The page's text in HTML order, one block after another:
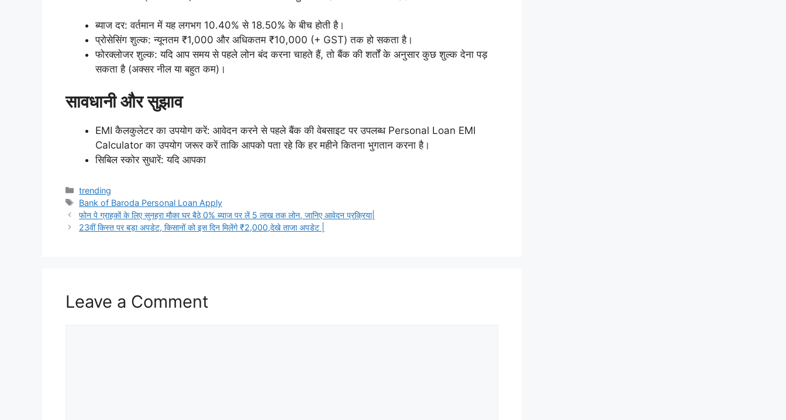
ब्याज दर: वर्तमान में यह लगभग 10.40% से 18.50% के बीच होती है।
प्रोसेसिंग शुल्क: न्यूनतम ₹1,000 और अधिकतम ₹10,000 (+ GST) तक हो सकता है।
फोरक्लोजर शुल्क: यदि आप समय से पहले लोन बंद करना चाहते हैं, तो बैंक की शर्तों के अनुसार कुछ शुल्क देना पड़
सकता है (अक्सर नील या बहुत कम)।
सावधानी और सुझाव
EMI कैलकुलेटर का उपयोग करें: आवेदन करने से पहले बैंक की वेबसाइट पर उपलब्ध Personal Loan EMI
Calculator का उपयोग जरूर करें ताकि आपको पता रहे कि हर महीने कितना भुगतान करना है।
सिबिल स्कोर सुधारें: यदि आपका
Categories
trending
Tags
Bank of Baroda Personal Loan Apply
फोन पे ग्राहकों के लिए सुनहरा मौका घर बैठे 0% ब्याज पर लें 5 लाख तक लोन, जानिए आवेदन प्रक्रिया|
23वीं किस्त पर बड़ा अपडेट, किसानों को इस दिन मिलेंगे ₹2,000,देखे ताजा अपडेट |
Leave a Comment